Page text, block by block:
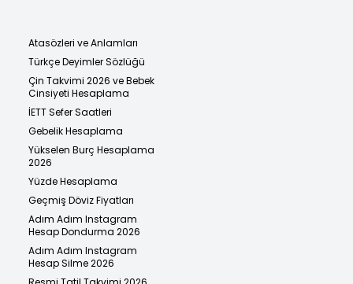
Atasözleri ve Anlamları
Türkçe Deyimler Sözlüğü
Çin Takvimi 2026 ve Bebek
Cinsiyeti Hesaplama
İETT Sefer Saatleri
Gebelik Hesaplama
Yükselen Burç Hesaplama
2026
Yüzde Hesaplama
Geçmiş Döviz Fiyatları
Adım Adım Instagram
Hesap Dondurma 2026
Adım Adım Instagram
Hesap Silme 2026